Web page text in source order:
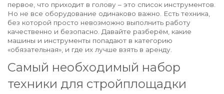
первое, что приходит в голову – это список инструментов.
Но не все оборудование одинаково важно. Есть техника,
без которой просто невозможно выполнить работу
качественно и безопасно. Давайте разберём, какие
машины и инструменты попадают в категорию
«обязательная», и где их лучше взять в аренду.
Самый необходимый набор
техники для стройплощадки